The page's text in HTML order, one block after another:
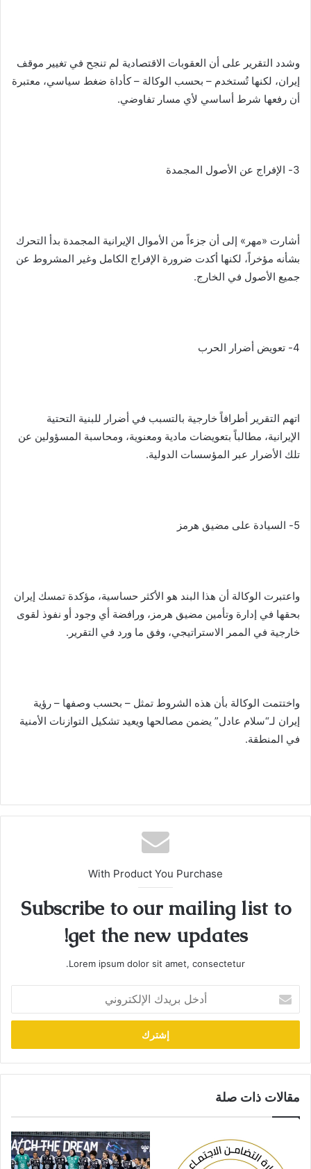
وشدد التقرير على أن العقوبات الاقتصادية لم تنجح في تغيير موقف
إيران، لكنها تُستخدم – بحسب الوكالة – كأداة ضغط سياسي، معتبرة
أن رفعها شرط أساسي لأي مسار تفاوضي.
3- الإفراج عن الأصول المجمدة
أشارت «مهر» إلى أن جزءاً من الأموال الإيرانية المجمدة بدأ التحرك
بشأنه مؤخراً، لكنها أكدت ضرورة الإفراج الكامل وغير المشروط عن
جميع الأصول في الخارج.
4- تعويض أضرار الحرب
اتهم التقرير أطرافاً خارجية بالتسبب في أضرار للبنية التحتية
الإيرانية، مطالباً بتعويضات مادية ومعنوية، ومحاسبة المسؤولين عن
تلك الأضرار عبر المؤسسات الدولية.
5- السيادة على مضيق هرمز
واعتبرت الوكالة أن هذا البند هو الأكثر حساسية، مؤكدة تمسك إيران
بحقها في إدارة وتأمين مضيق هرمز، ورافضة أي وجود أو نفوذ لقوى
خارجية في الممر الاستراتيجي، وفق ما ورد في التقرير.
واختتمت الوكالة بأن هذه الشروط تمثل – بحسب وصفها – رؤية
إيران لـ“سلام عادل” يضمن مصالحها ويعيد تشكيل التوازنات الأمنية
في المنطقة.
With Product You Purchase
Subscribe to our mailing list to
get the new updates!
Lorem ipsum dolor sit amet, consectetur.
بريدك
الإلكتروني
مقالات ذات صلة